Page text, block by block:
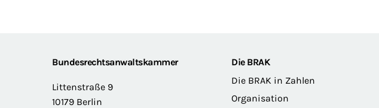
FooterBundesrechtsanwaltskammer
Littenstraße 9
10179 Berlin
Die BRAK
Die BRAK in Zahlen
Organisation